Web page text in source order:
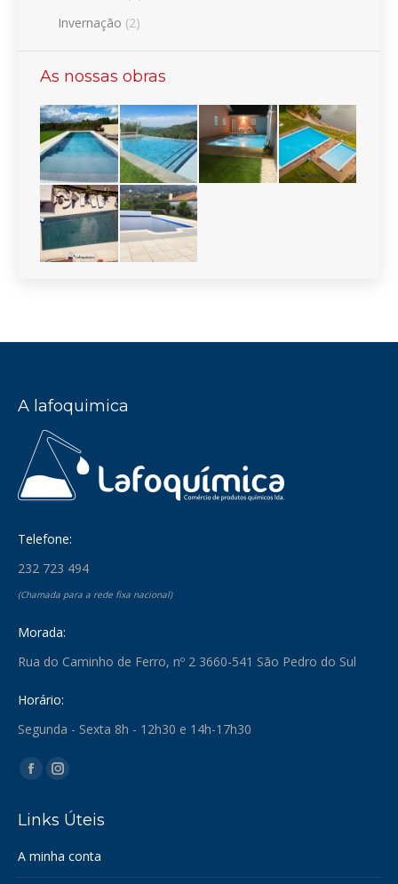
Invernação (2)
As nossas obras
A lafoquimica
Telefone:
232 723 494
(Chamada para a rede fixa nacional)
Morada:
Rua do Caminho de Ferro, nº 2 3660-541 São Pedro do Sul
Horário:
Segunda - Sexta 8h - 12h30 e 14h-17h30
Find us on:
Facebook
opens
Instagram
opens
Links Úteis
A minha conta